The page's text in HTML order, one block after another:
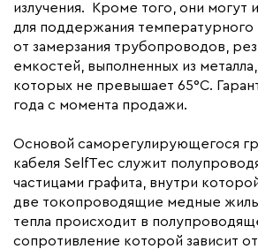
Гарантия (год)
Срок службы(год)
Область применения
Коллекция
Бренд
Материал
Минимальный радиус изгиба (мм)
излучения. Кроме того, они могут
для поддержания
от замерзания трубопроводов,
емкостей, выполненных из
которых не превышает 65°С.
года с момента продажи.
Основой саморегулирующегося
кабеля SelfTec служит
частицами графита, внутри
две токопроводящие медные
тепла происходит в
сопротивление которой зависит